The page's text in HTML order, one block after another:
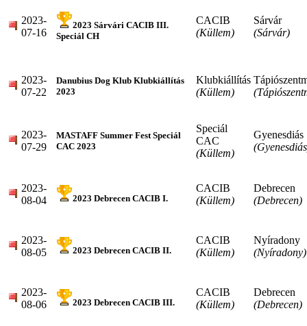
2023-
07-16
2023 Sárvári CACIB III.
Speciál CH
CACIB
(Küllem)
Sárvár
(Sárvár)
2023-
07-22
Danubius Dog Klub Klubkiállítás
2023
Klubkiállítás
(Küllem)
2023-
07-29
MASTAFF Summer Fest Speciál
CAC 2023
Speciál
CAC
(Küllem)
Gyenesdiás
2023-
08-04
2023 Debrecen CACIB I.
CACIB
(Küllem)
Debrecen
(Debrecen)
2023-
08-05
2023 Debrecen CACIB II.
CACIB
(Küllem)
Nyíradony
(Nyíradony)
2023-
08-06
2023 Debrecen CACIB III.
CACIB
(Küllem)
Debrecen
(Debrecen)